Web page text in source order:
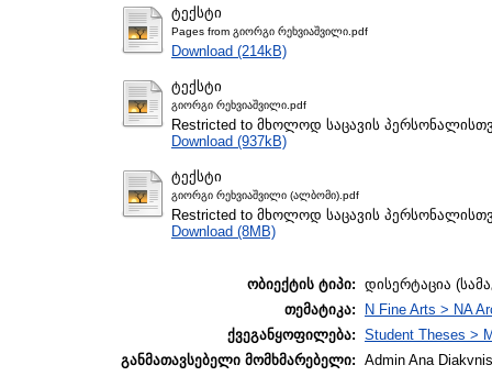
ტექსტი
Pages from გიორგი რეხვიაშვილი.pdf
Download (214kB)
ტექსტი
გიორგი რეხვიაშვილი.pdf
Restricted to მხოლოდ საცავის
Download (937kB)
ტექსტი
გიორგი რეხვიაშვილი (ალბომი).pdf
Restricted to მხოლოდ საცავის
Download (8MB)
ობიექტის ტიპი: დისერტაცია
თემატიკა:
N Fine Arts > NA
ქვეგანყოფილება: Student Theses >
განმათავსებელი მომხმარებელი: Admin Ana